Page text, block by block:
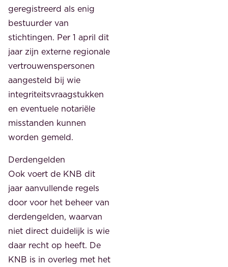
geregistreerd als enig
bestuurder van
stichtingen. Per 1 april dit
jaar zijn externe regionale
vertrouwenspersonen
aangesteld bij wie
integriteitsvraagstukken
en eventuele notariële
misstanden kunnen
worden gemeld.
Derdengelden
Ook voert de KNB dit
jaar aanvullende regels
door voor het beheer van
derdengelden, waarvan
niet direct duidelijk is wie
daar recht op heeft. De
KNB is in overleg met het